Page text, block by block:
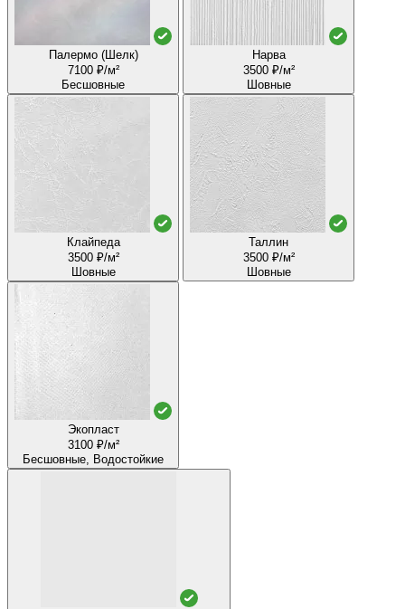
Палермо (Шелк)
7100 ₽/м²
Бесшовные
Нарва
3500 ₽/м²
Шовные
Клайпеда
3500 ₽/м²
Шовные
Таллин
3500 ₽/м²
Шовные
Экопласт
3100 ₽/м²
Бесшовные, Водостойкие